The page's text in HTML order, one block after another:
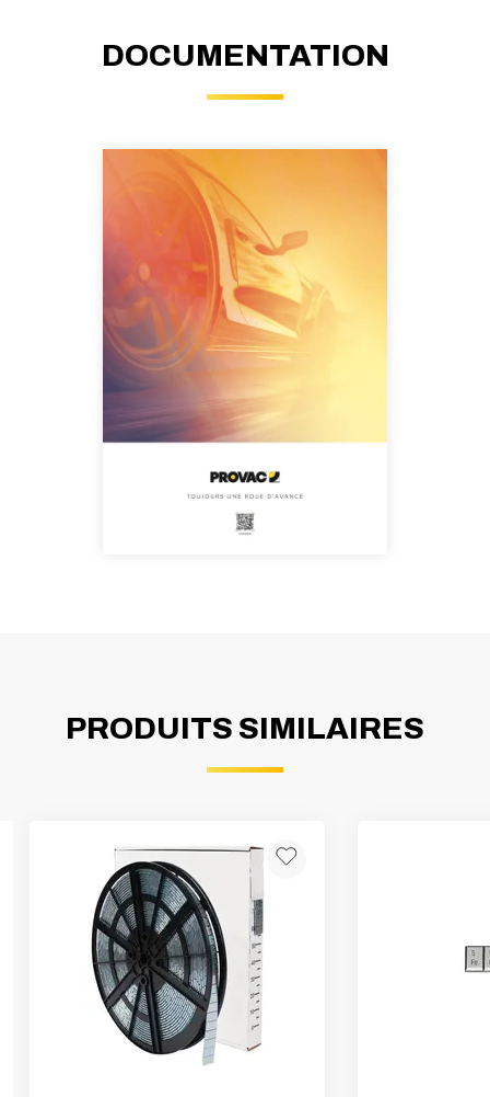
DOCUMENTATION
PRODUITS SIMILAIRES